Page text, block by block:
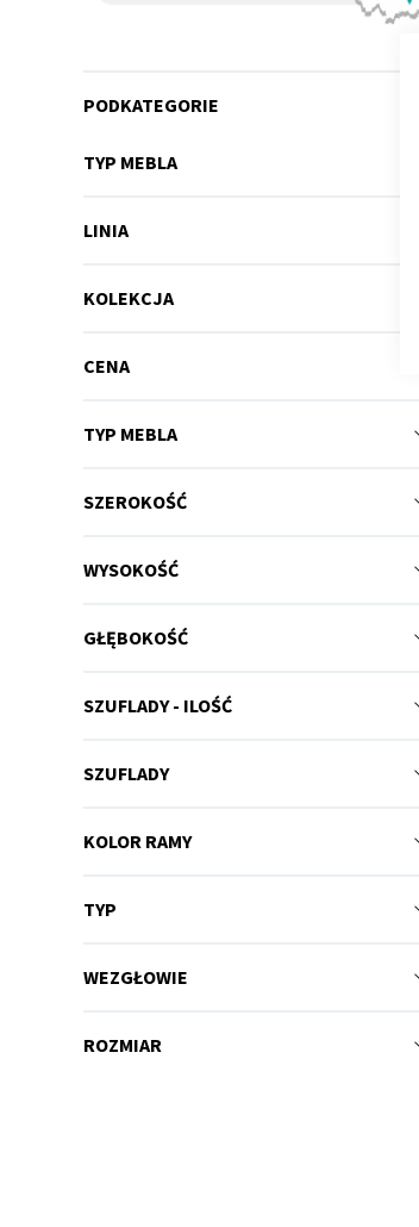
PODKATEGORIE
TYP MEBLA
LINIA
KOLEKCJA
CENA
TYP MEBLA
SZEROKOŚĆ
WYSOKOŚĆ
GŁĘBOKOŚĆ
SZUFLADY - ILOŚĆ
SZUFLADY
KOLOR RAMY
TYP
WEZGŁOWIE
ROZMIAR